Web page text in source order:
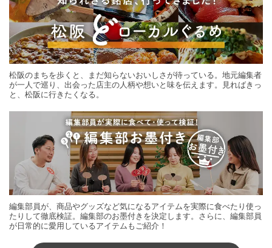
松阪のまちを歩くと、まだ知らないおいしさが待っている。地元編集者
が一人で巡り、出会った店主の人柄や想いと味を伝えます。見ればきっ
と、松阪に行きたくなる。
編集部員が、商品やグッズなど気になるアイテムを実際に食べたり使っ
たりして徹底検証。編集部のお墨付きを決定します。さらに、編集部員
が日常的に愛用しているアイテムもご紹介！